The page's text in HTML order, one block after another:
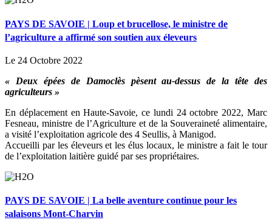
PAYS DE SAVOIE | Loup et brucellose, le ministre de
l’agriculture a affirmé son soutien aux éleveurs
Le 24 Octobre 2022
« Deux épées de Damoclès pèsent au-dessus de la tête des
agriculteurs »
En déplacement en Haute-Savoie, ce lundi 24 octobre 2022, Marc
Fesneau, ministre de l’Agriculture et de la Souveraineté alimentaire,
a visité l’exploitation agricole des 4 Seullis, à Manigod.
Accueilli par les éleveurs et les élus locaux, le ministre a fait le tour
de l’exploitation laitière guidé par ses propriétaires.
PAYS DE SAVOIE | La belle aventure continue pour les
salaisons Mont-Charvin